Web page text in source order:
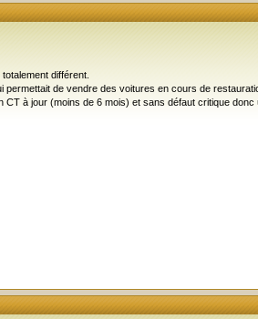
différent.
de vendre des voitures en cours de
à jour (moins de 6 mois) et sans défaut critique